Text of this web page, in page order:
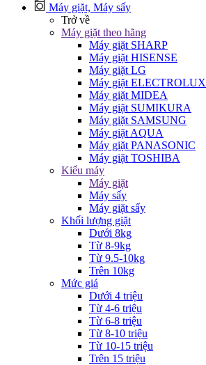
Máy giặt, Máy sấy
Trở về
Máy giặt theo hãng
Máy giặt SHARP
Máy giặt HISENSE
Máy giặt LG
Máy giặt ELECTROLUX
Máy giặt MIDEA
Máy giặt SUMIKURA
Máy giặt SAMSUNG
Máy giặt AQUA
Máy giặt PANASONIC
Máy giặt TOSHIBA
Kiểu máy
Máy giặt
Máy sấy
Máy giặt sấy
Khối lượng giặt
Dưới 8kg
Từ 8-9kg
Từ 9.5-10kg
Trên 10kg
Mức giá
Dưới 4 triệu
Từ 4-6 triệu
Từ 6-8 triệu
Từ 8-10 triệu
Từ 10-15 triệu
Trên 15 triệu